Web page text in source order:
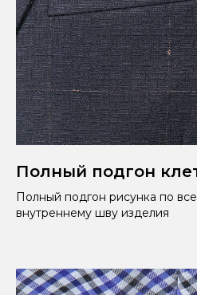
Полный подгон
Полный подгон рисунка по
внутреннему шву изделия